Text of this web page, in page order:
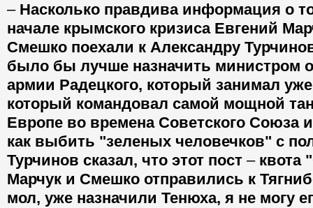
– Насколько правдива информация о
начале крымского кризиса Евгений
Смешко поехали к Александру
было бы лучше назначить министром
армии Радецкого, который занимал
который командовал самой мощной
Европе во времена Советского Союза
как выбить "зеленых человечков" с
Турчинов сказал, что этот пост – квота
Марчук и Смешко отправились к
мол, уже назначили Тенюха, я не могу